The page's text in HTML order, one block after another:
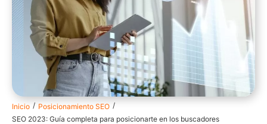
Inicio / Posicionamiento SEO /
SEO 2023: Guía completa para posicionarte en los buscadores